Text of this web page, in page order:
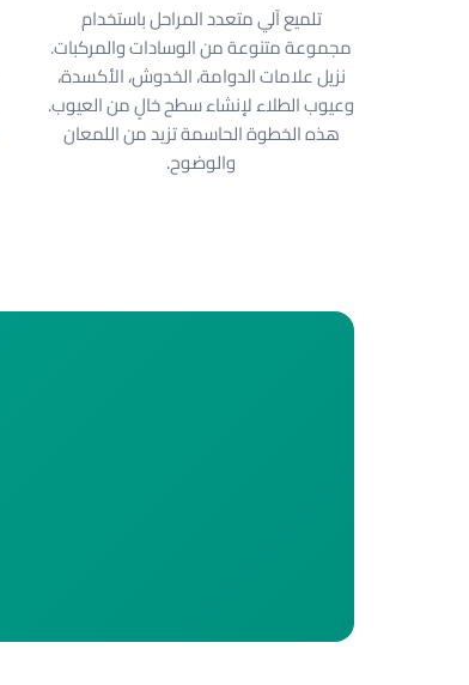
تلميع آلي متعدد المراحل باستخدام
مجموعة متنوعة من الوسادات والمركبات.
نزيل علامات الدوامة، الخدوش، الأكسدة،
وعيوب الطلاء لإنشاء سطح خالٍ من العيوب.
هذه الخطوة الحاسمة تزيد من اللمعان
والوضوح.